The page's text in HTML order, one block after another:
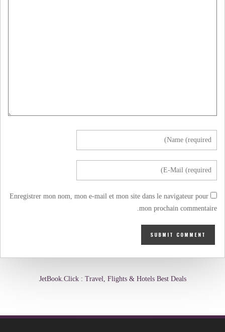
Enregistrer mon nom, mon e-mail et mon site dans le navigateur pour
mon prochain commentaire.
JetBook.Click : Travel, Flights & Hotels Best Deals